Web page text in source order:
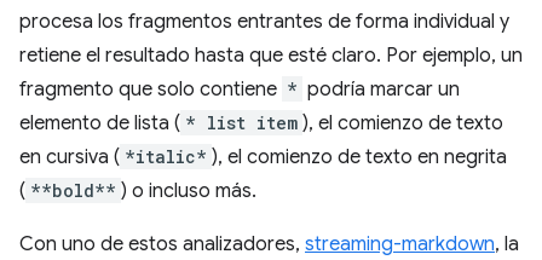
procesa los fragmentos entrantes de forma individual y
retiene el resultado hasta que esté claro. Por ejemplo, un
fragmento que solo contiene * podría marcar un
elemento de lista ( * list item ), el comienzo de texto
en cursiva ( *italic* ), el comienzo de texto en negrita
( **bold** ) o incluso más.
Con uno de estos analizadores, streaming-markdown, la